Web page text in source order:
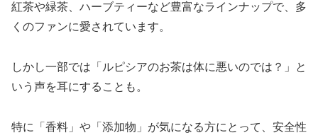
紅茶や緑茶、ハーブティーなど豊富なラインナップで、多
くのファンに愛されています。
しかし一部では「ルピシアのお茶は体に悪いのでは？」と
いう声を耳にすることも。
特に「香料」や「添加物」が気になる方にとって、安全性